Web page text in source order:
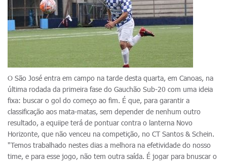
O São José entra em campo na tarde desta quarta, em Canoas, na
última rodada da primeira fase do Gauchão Sub-20 com uma ideia
fixa: buscar o gol do começo ao fim. É que, para garantir a
classificação aos mata-matas, sem depender de nenhum outro
resultado, a equiipe terá de pontuar contra o lanterna Novo
Horizonte, que não venceu na competição, no CT Santos & Schein.
"Temos trabalhado nestes dias a melhora na efetividade do nosso
time, e para esse jogo, não tem outra saída. É jogar para bnuscar o